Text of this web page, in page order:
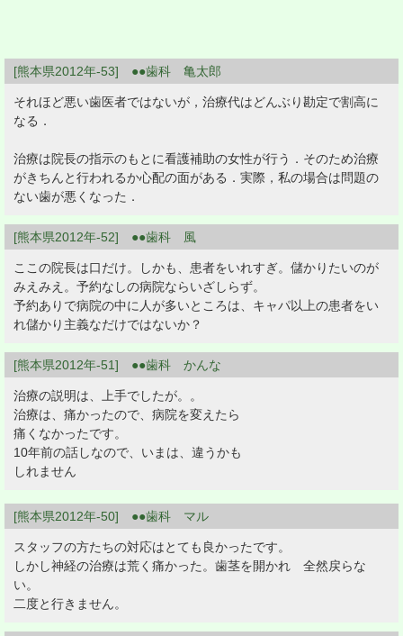
[熊本県2012年-53] ●●歯科 亀太郎
それほど悪い歯医者ではないが，治療代はどんぶり勘定で割高に
なる．
治療は院長の指示のもとに看護補助の女性が行う．そのため治療
がきちんと行われるか心配の面がある．実際，私の場合は問題の
ない歯が悪くなった．
[熊本県2012年-52] ●●歯科 風
ここの院長は口だけ。しかも、患者をいれすぎ。儲かりたいのが
みえみえ。予約なしの病院ならいざしらず。
予約ありで病院の中に人が多いところは、キャパ以上の患者をい
れ儲かり主義なだけではないか？
[熊本県2012年-51] ●●歯科 かんな
治療の説明は、上手でしたが。。
治療は、痛かったので、病院を変えたら
痛くなかったです。
10年前の話しなので、いまは、違うかも
しれません
[熊本県2012年-50] ●●歯科 マル
スタッフの方たちの対応はとても良かったです。
しかし神経の治療は荒く痛かった。歯茎を開かれ 全然戻らな
い。
二度と行きません。